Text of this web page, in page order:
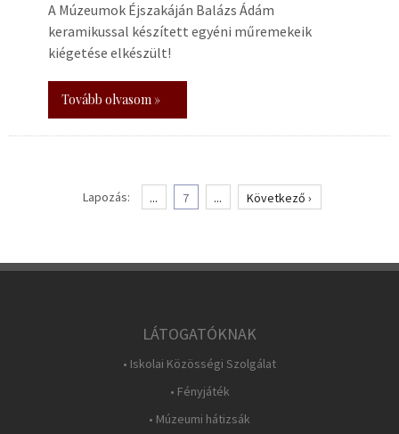
A Múzeumok Éjszakáján Balázs Ádám
keramikussal készített egyéni műremekeik
kiégetése elkészült!
Tovább olvasom »
Lapozás: ... 7 ... Következő ›
LÁTOGATÓKNAK
• Iskolai Közösségi Szolgálat
• Fényjáték
• Múzeumi hátizsák